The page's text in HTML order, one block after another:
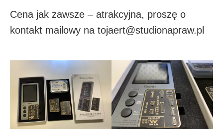
Cena jak zawsze – atrakcyjna, proszę o
kontakt mailowy na tojaert@studionapraw.pl